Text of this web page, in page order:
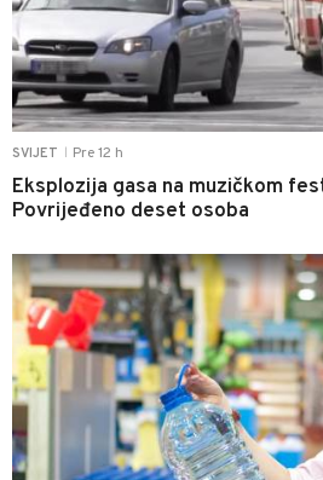
SVIJET Pre 12 h
Eksplozija gasa na muzičkom
Povrijeđeno deset osoba